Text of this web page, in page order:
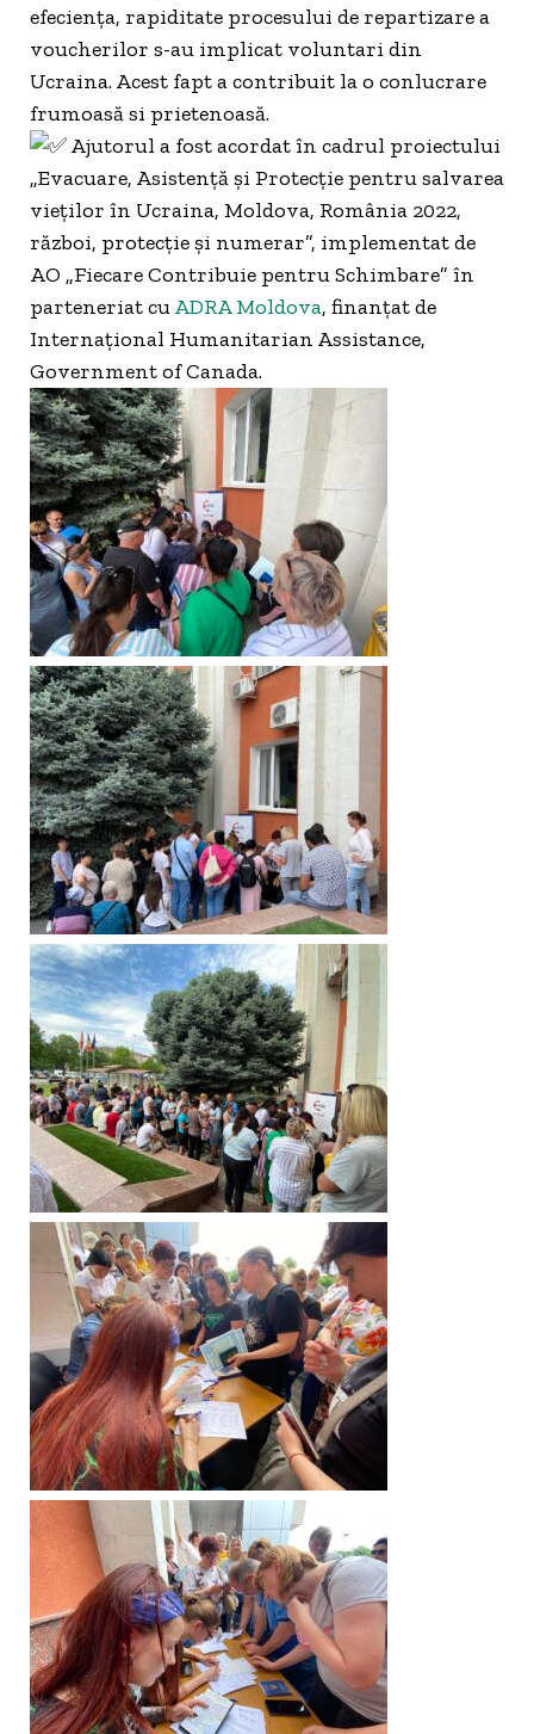
efeciența, rapiditate procesului de repartizare a
voucherilor s-au implicat voluntari din
Ucraina. Acest fapt a contribuit la o conlucrare
frumoasă si prietenoasă.
Ajutorul a fost acordat în cadrul proiectului
„Evacuare, Asistență și Protecție pentru salvarea
vieților în Ucraina, Moldova, România 2022,
război, protecție și numerar”, implementat de
AO „Fiecare Contribuie pentru Schimbare” în
parteneriat cuADRA Moldova, finanțat de
Internațional Humanitarian Assistance,
Government of Canada.